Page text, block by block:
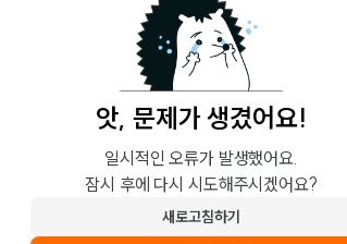
앗, 문제가 생겼어요!
일시적인 오류가 발생했어요.
잠시 후에 다시 시도해주시겠어요?
새로고침하기